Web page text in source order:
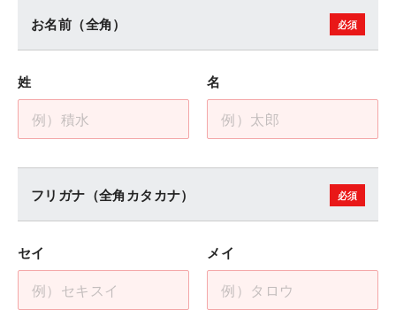
積水ハウスの実例集。「こんな暮らしがし
サンプルページを見る
平屋の暮らし
DESIGN BOOK
積水ハウスの実例集。「こんな暮らしがし
サンプルページを見る
サンプルページを見る
DESIGN BOOK
たい」という夢や想いが形になった13の個
性豊かな住まいをご紹介。
サンプルページを見る
お名前（全角）
姓 名
フリガナ（全角カタカナ）
セイ メイ